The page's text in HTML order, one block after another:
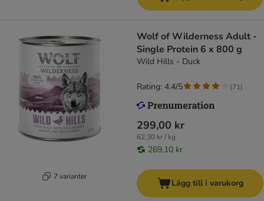
7 varianter
Wolf of Wilderness Adult -
Single Protein 6 x 800 g
Wild Hills - Duck
299,00 kr
62,30 kr / kg
269,10 kr
Rating: 4.4/5 (71)
Lägg till i varukorg